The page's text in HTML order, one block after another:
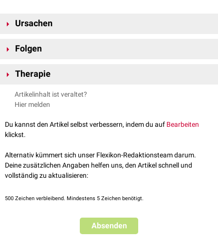
Ursachen
Lösungusw., aber auch
durch einen fehlplatzierten
Mediastinumund anschließend in die Pleurahöhle. Ursächlich ist meist
Perforation der Vena cava
Folgen
Flüssigkeiten in die Pleurahöhle, kann durch eine starke
eine Spannungskomponente im Bereich der Pleurahöhle oder auch im
Mediastinum selbst zum Abknicken der zentralen
desHerzzeitvolumensbis hin zumSchock .
Therapie
Die Flüssigkeitsansammlung kann mit einer
und somit die Kompression der Lunge beseitigt werden. Gegebenenfalls
Artikelinhalt ist veraltet?
Hier melden
Du kannst den Artikel selbst verbessern, indem du auf Bearbeiten
klickst.
Alternativ kümmert sich unser Flexikon-Redaktionsteam darum.
Deine zusätzlichen Angaben helfen uns, den Artikel schnell und
vollständig zu aktualisieren:
500 Zeichen verbleibend. Mindestens 5 Zeichen benötigt.
Absenden